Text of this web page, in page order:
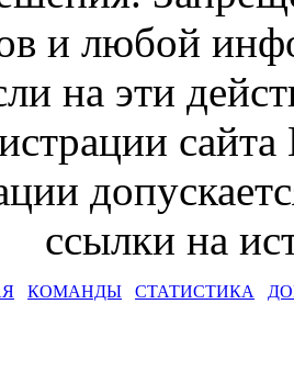
и любой
на эти
ссылки на
КОМАНДЫ СТАТИСТИКА